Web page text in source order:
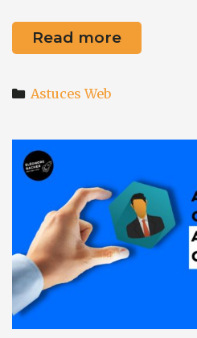
Read moreAstuce
web
mots
de
passe
ont
été
Categories
Astuces Web